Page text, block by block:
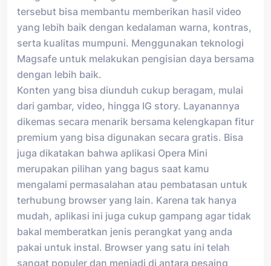
tersebut bisa membantu memberikan hasil video
yang lebih baik dengan kedalaman warna, kontras,
serta kualitas mumpuni. Menggunakan teknologi
Magsafe untuk melakukan pengisian daya bersama
dengan lebih baik.
Konten yang bisa diunduh cukup beragam, mulai
dari gambar, video, hingga IG story. Layanannya
dikemas secara menarik bersama kelengkapan fitur
premium yang bisa digunakan secara gratis. Bisa
juga dikatakan bahwa aplikasi Opera Mini
merupakan pilihan yang bagus saat kamu
mengalami permasalahan atau pembatasan untuk
terhubung browser yang lain. Karena tak hanya
mudah, aplikasi ini juga cukup gampang agar tidak
bakal memberatkan jenis perangkat yang anda
pakai untuk instal. Browser yang satu ini telah
sangat populer dan menjadi di antara pesaing